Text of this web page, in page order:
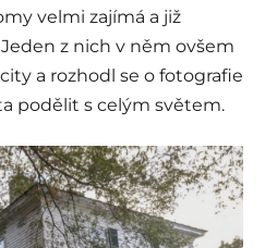
velmi zajímá a již
z nich v něm ovšem
a rozhodl se o fotografie
podělit s celým světem.